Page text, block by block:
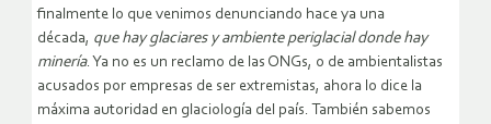
finalmente lo que venimos denunciando hace ya una
década, que hay glaciares y ambiente periglacial donde hay
minería. Ya no es un reclamo de las ONGs, o de ambientalistas
acusados por empresas de ser extremistas, ahora lo dice la
máxima autoridad en glaciología del país. También sabemos